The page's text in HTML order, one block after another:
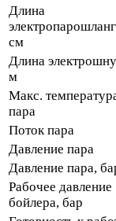
Длина
см
Длина
м
Макс.
пара
Поток пара
Давление пара
Давление пара,
Рабочее давление
бойлера, бар